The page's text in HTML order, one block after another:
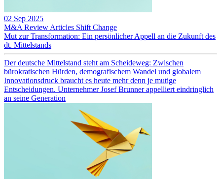
02 Sep 2025
M&A Review Articles Shift Change
Mut zur Transformation: Ein persönlicher Appell an die Zukunft des
dt. Mittelstands
Der deutsche Mittelstand steht am Scheideweg: Zwischen
bürokratischen Hürden, demografischem Wandel und globalem
Innovationsdruck braucht es heute mehr denn je mutige
Entscheidungen. Unternehmer Josef Brunner appelliert eindringlich
an seine Generation